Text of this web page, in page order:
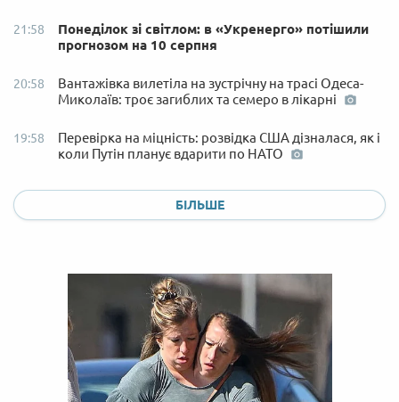
21:58
Понеділок зі світлом: в «Укренерго» потішили
прогнозом на 10 серпня
20:58
Вантажівка вилетіла на зустрічну на трасі Одеса-
Миколаїв: троє загиблих та семеро в лікарні
19:58
Перевірка на міцність: розвідка США дізналася, як і
коли Путін планує вдарити по НАТО
БІЛЬШЕ